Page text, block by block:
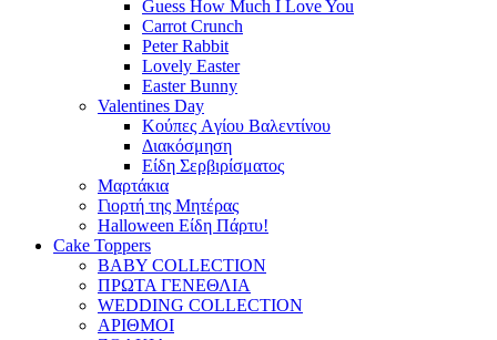
Guess How Much I Love You
Carrot Crunch
Peter Rabbit
Lovely Easter
Easter Bunny
Valentines Day
Κούπες Aγίου Βαλεντίνου
Διακόσμηση
Είδη Σερβιρίσματος
Μαρτάκια
Γιορτή της Μητέρας
Halloween Είδη Πάρτυ!
Cake Toppers
BABY COLLECTION
ΠΡΩΤΑ ΓΕΝΕΘΛΙΑ
WEDDING COLLECTION
ΑΡΙΘΜΟΙ